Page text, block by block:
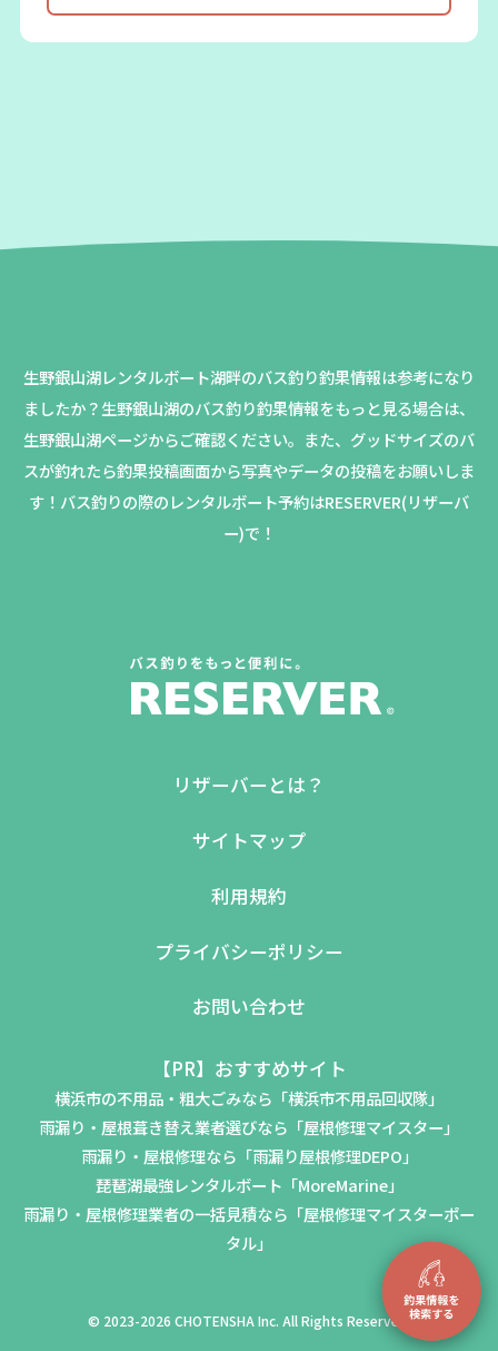
生野銀山湖レンタルボート湖畔のバス釣り釣果情報は参考になり
ましたか？生野銀山湖のバス釣り釣果情報をもっと見る場合は、
生野銀山湖ページからご確認ください。 また、グッドサイズのバ
スが釣れたら釣果投稿画面から写真やデータの投稿をお願いしま
す！バス釣りの際のレンタルボート予約はRESERVER(リザーバ
ー)で！
リザーバーとは？
サイトマップ
利用規約
プライバシーポリシー
お問い合わせ
【PR】おすすめサイト
横浜市の不用品・粗大ごみなら「横浜市不用品回収隊」
雨漏り・屋根葺き替え業者選びなら「屋根修理マイスター」
雨漏り・屋根修理なら「雨漏り屋根修理DEPO」
琵琶湖最強レンタルボート「MoreMarine」
雨漏り・屋根修理業者の一括見積なら「屋根修理マイスターポー
タル」
© 2023-2026 CHOTENSHA Inc. All Rights Reserved.